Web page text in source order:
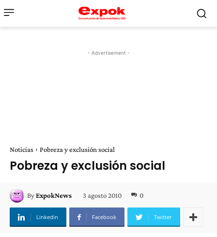
- Advertisement -
Noticias Pobreza y exclusión social
Pobreza y exclusión social
ByExpokNews 3 agosto 2010 0
Linkedin Facebook Twitter